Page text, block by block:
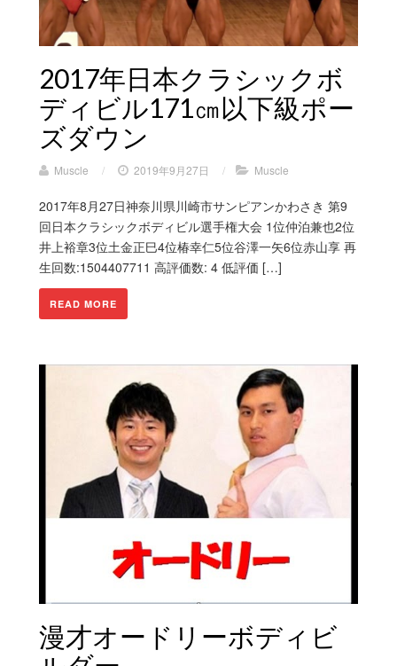
2017年日本クラシックボ
ディビル171㎝以下級ポー
ズダウン
Muscle / 2019年9月27日 / Muscle
2017年8月27日神奈川県川崎市サンピアンかわさき 第9
回日本クラシックボディビル選手権大会 1位仲泊兼也2位
井上裕章3位土金正巳4位椿幸仁5位谷澤一矢6位赤山享 再
生回数:1504407711 高評価数: 4 低評価 […]
READ MORE
漫才オードリーボディビ